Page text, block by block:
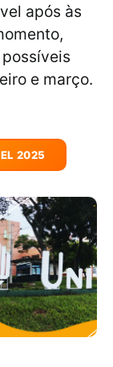
após às
e março.
2025